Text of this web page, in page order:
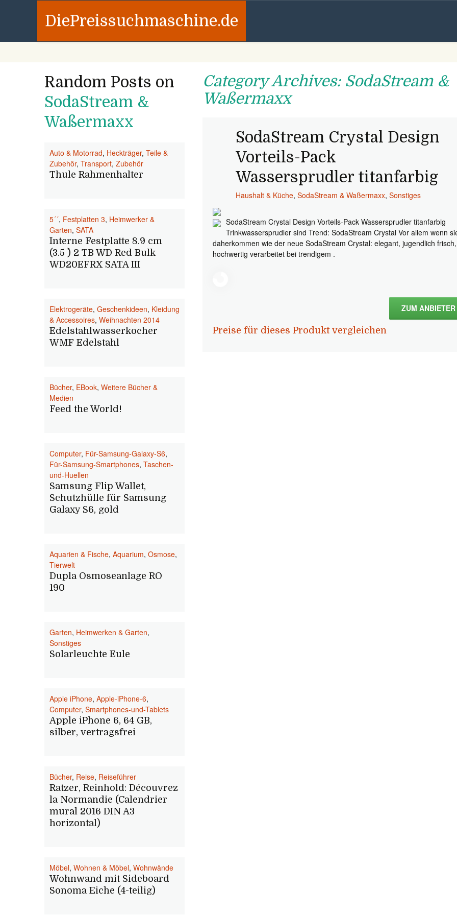
DiePreissuchmaschine.de
Category Archives: SodaStream &
Waßermaxx
SodaStream Crystal Design
Vorteils-Pack
Wassersprudler titanfarbig
Haushalt & Küche,SodaStream & Waßermaxx,Sonstiges
SodaStream Crystal Design Vorteils-Pack Wassersprudler titanfarbig
Trinkwassersprudler sind Trend: SodaStream Crystal Vor allem wenn
daherkommen wie der neue SodaStream Crystal: elegant, jugendlich frisch,
hochwertig verarbeitet bei trendigem .
ZUM ANBIETER
Preise für dieses Produkt vergleichen
Random Posts on
SodaStream &
Waßermaxx
Auto & Motorrad, Heckträger, Teile &
Zubehör, Transport, Zubehör
Thule Rahmenhalter
5´´, Festplatten 3, Heimwerker &
Garten, SATA
Interne Festplatte 8.9 cm
(3.5 ´´) 2 TB WD Red Bulk
WD20EFRX SATA III
Elektrogeräte, Geschenkideen, Kleidung
& Accessoires, Weihnachten 2014
Edelstahlwasserkocher
WMF Edelstahl
Bücher, EBook, Weitere Bücher &
Medien
Feed the World!
Computer, Für-Samsung-Galaxy-S6,
Für-Samsung-Smartphones, Taschen-
und-Huellen
Samsung Flip Wallet,
Schutzhülle für Samsung
Galaxy S6, gold
Aquarien & Fische, Aquarium, Osmose,
Tierwelt
Dupla Osmoseanlage RO
190
Garten, Heimwerken & Garten,
Sonstiges
Solarleuchte Eule
Apple iPhone, Apple-iPhone-6,
Computer, Smartphones-und-Tablets
Apple iPhone 6, 64 GB,
silber, vertragsfrei
Bücher, Reise, Reiseführer
Ratzer, Reinhold: Découvrez
la Normandie (Calendrier
mural 2016 DIN A3
horizontal)
Möbel, Wohnen & Möbel, Wohnwände
Wohnwand mit Sideboard
Sonoma Eiche (4-teilig)